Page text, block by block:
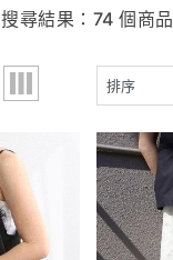
搜尋結果：74 個商品